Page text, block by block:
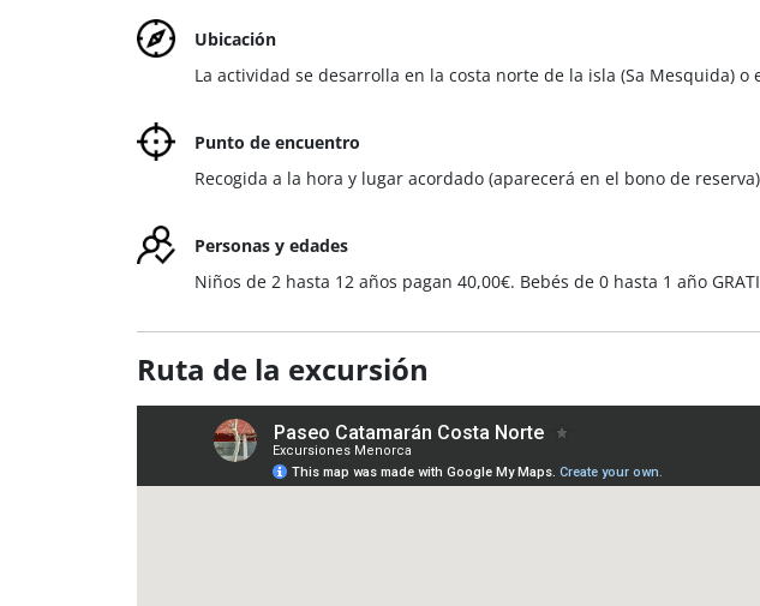
Ubicación
La actividad se desarrolla en la costa norte de la isla (Sa Mesquida)
Punto de encuentro
Recogida a la hora y lugar acordado (aparecerá en el bono de
Personas y edades
Niños de 2 hasta 12 años pagan 40,00€. Bebés de 0 hasta 1 año
Ruta de la excursión